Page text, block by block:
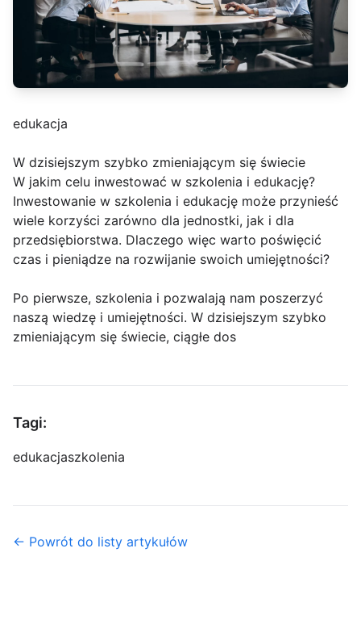
edukacja
W dzisiejszym szybko zmieniającym się świecie
W jakim celu inwestować w szkolenia i edukację?
Inwestowanie w szkolenia i edukację może przynieść
wiele korzyści zarówno dla jednostki, jak i dla
przedsiębiorstwa. Dlaczego więc warto poświęcić
czas i pieniądze na rozwijanie swoich umiejętności?
Po pierwsze, szkolenia i pozwalają nam poszerzyć
naszą wiedzę i umiejętności. W dzisiejszym szybko
zmieniającym się świecie, ciągłe dos
Tagi:
edukacjaszkolenia
← Powrót do listy artykułów